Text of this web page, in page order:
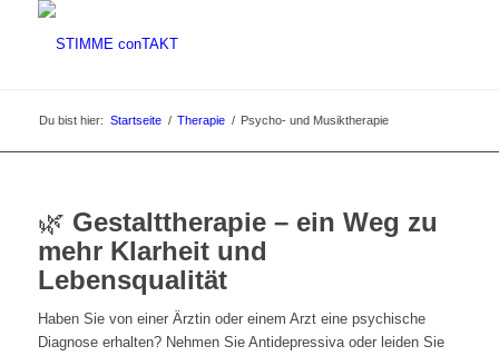
Du bist hier: Startseite / Therapie / Psycho- und Musiktherapie
🌿 Gestalttherapie – ein Weg zu
mehr Klarheit und
Lebensqualität
Haben Sie von einer Ärztin oder einem Arzt eine psychische
Diagnose erhalten? Nehmen Sie Antidepressiva oder leiden Sie